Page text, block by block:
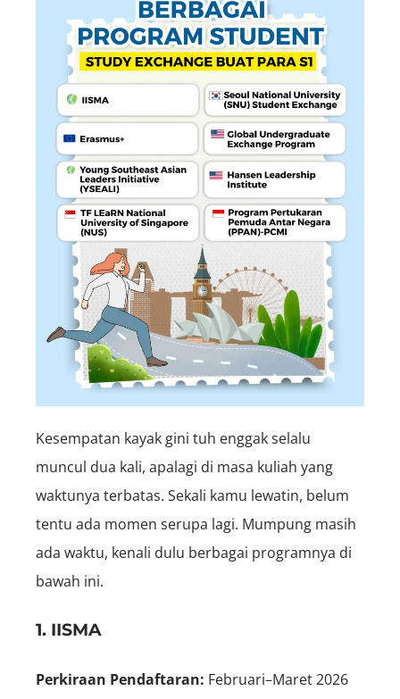
Kesempatan kayak gini tuh enggak selalu
muncul dua kali, apalagi di masa kuliah yang
waktunya terbatas. Sekali kamu lewatin, belum
tentu ada momen serupa lagi. Mumpung masih
ada waktu, kenali dulu berbagai programnya di
bawah ini.
1. IISMA
Perkiraan Pendaftaran: Februari–Maret 2026